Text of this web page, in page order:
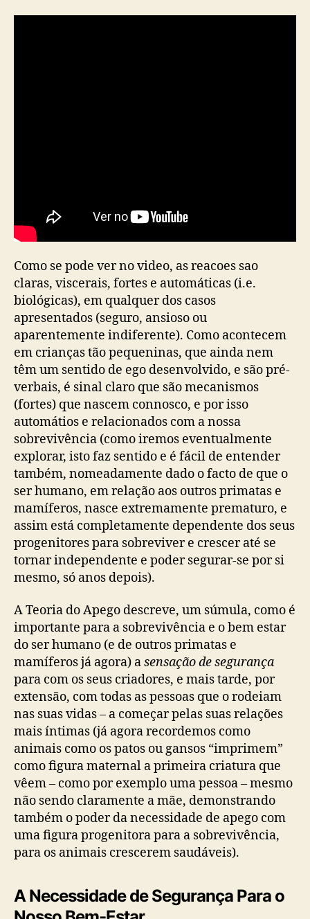
Como se pode ver no video, as reacoes sao
claras, viscerais, fortes e automáticas (i.e.
biológicas), em qualquer dos casos
apresentados (seguro, ansioso ou
aparentemente indiferente). Como acontecem
em crianças tão pequeninas, que ainda nem
têm um sentido de ego desenvolvido, e são pré-
verbais, é sinal claro que são mecanismos
(fortes) que nascem connosco, e por isso
automátios e relacionados com a nossa
sobrevivência (como iremos eventualmente
explorar, isto faz sentido e é fácil de entender
também, nomeadamente dado o facto de que o
ser humano, em relação aos outros primatas e
mamíferos, nasce extremamente prematuro, e
assim está completamente dependente dos seus
progenitores para sobreviver e crescer até se
tornar independente e poder segurar-se por si
mesmo, só anos depois).
A Teoria do Apego descreve, um súmula, como é
importante para a sobrevivência e o bem estar
do ser humano (e de outros primatas e
mamíferos já agora) asensação de segurança
para com os seus criadores, e mais tarde, por
extensão, com todas as pessoas que o rodeiam
nas suas vidas – a começar pelas suas relações
mais íntimas (já agora recordemos como
animais como os patos ou gansos “imprimem”
como figura maternal a primeira criatura que
vêem – como por exemplo uma pessoa – mesmo
não sendo claramente a mãe, demonstrando
também o poder da necessidade de apego com
uma figura progenitora para a sobrevivência,
para os animais crescerem saudáveis).
A Necessidade de Segurança Para o